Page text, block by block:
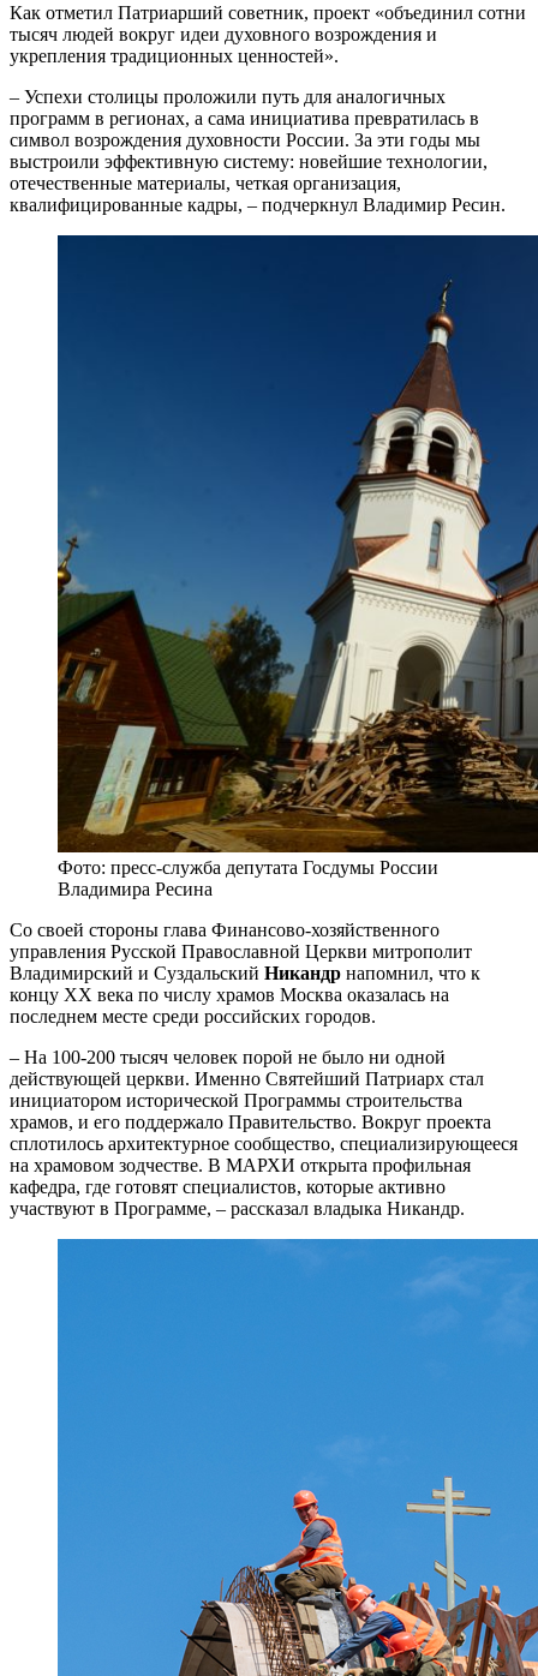
Как отметил Патриарший советник, проект «объединил сотни
тысяч людей вокруг идеи духовного возрождения и
укрепления традиционных ценностей».
– Успехи столицы проложили путь для аналогичных
программ в регионах, а сама инициатива превратилась в
символ возрождения духовности России. За эти годы мы
выстроили эффективную систему: новейшие технологии,
отечественные материалы, четкая организация,
квалифицированные кадры, – подчеркнул Владимир Ресин.
Фото: пресс-служба депутата Госдумы России
Владимира Ресина
Со своей стороны глава Финансово-хозяйственного
управления Русской Православной Церкви митрополит
Владимирский и Суздальский Никандр напомнил, что к
концу XX века по числу храмов Москва оказалась на
последнем месте среди российских городов.
– На 100-200 тысяч человек порой не было ни одной
действующей церкви. Именно Святейший Патриарх стал
инициатором исторической Программы строительства
храмов, и его поддержало Правительство. Вокруг проекта
сплотилось архитектурное сообщество, специализирующееся
на храмовом зодчестве. В МАРХИ открыта профильная
кафедра, где готовят специалистов, которые активно
участвуют в Программе, – рассказал владыка Никандр.